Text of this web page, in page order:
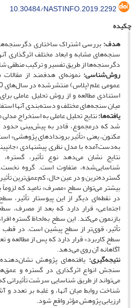
10.30484/NASTINFO.2019.2292
چکیده
هدف:بررسی اشتراک ساختاری
سنجه‌های مشابه و ابعاد مختلف اثرگذاری
دگرسنجه‌ها از طریق تفسیر و ترکیب منطقی
روش‌شناسی: نمونه‌ای هدفمند از مقالات
استنادی مطالعه و از روش تحلیل عاملی
میان سنجه‌های مختلف و دسته‌بندی آنها
یافته‌ها:
مکنون، یعنی «تأثیر بروندادهای
به‌دست‌آمده با مدل نظری پیشنهادی
نتایج نشان می‌دهد نوع تأثیر،
شناسایی‌شده، متفاوت است. گروه
گسترده‌ترین و در عین حال، کم‌عمق‌ترین
بیشتر می‌توان سطح «مصرف» نامید که
در نقطه‌ای دیگر از این پیوستار تأثیر،
اجتماعی» قرار دارد که بعد از مصرف،
بازنمون می‌کند. این سطح به‌لحاظ گستره
تأثیر، قوی‌تر از سطح پیشین است. در قطب
سطح کاربرد» قرار دارد که پس از مطالعه و
آگاهانه آن روی می‌دهد.
نتیجه‌گیری: یافته‌های پژوهش
سنجش انواع اثرگذاری در گستره و
می‌تواند از طریق شناسایی سرشت تأثیراتی
شناخت روابط میان آنها، و غلبه بر تعدد
ارزیابی پژوهش مؤثر واقع شود.